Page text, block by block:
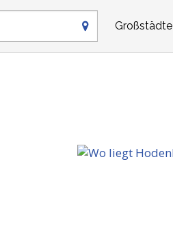
Großstädte